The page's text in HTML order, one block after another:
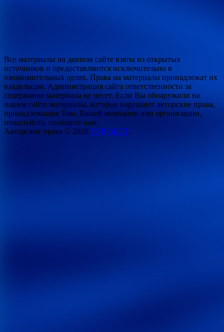
Все материалы на данном сайте взяты из открытых
источников и предоставляются исключительно в
ознакомительных целях. Права на материалы принадлежат их
владельцам. Администрация сайта ответственности за
содержание материала не несет. Если Вы обнаружили на
нашем сайте материалы, которые нарушают авторские права,
принадлежащие Вам, Вашей компании или организации,
пожалуйста, сообщите нам.
Авторские права © 2026 ТУР-ВЕСТ.